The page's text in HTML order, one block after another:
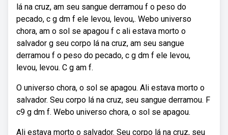
lá na cruz, am seu sangue derramou f o peso do
pecado, c g dm f ele levou, levou,. Webo universo
chora, am o sol se apagou f c ali estava morto o
salvador g seu corpo lá na cruz, am seu sangue
derramou f o peso do pecado, c g dm f ele levou,
levou, levou. C g am f.
O universo chora, o sol se apagou. Ali estava morto o
salvador. Seu corpo lá na cruz, seu sangue derramou. F
c9 g dm f. Webo universo chora, o sol se apagou.
Ali estava morto o salvador. Seu corpo lá na cruz, seu